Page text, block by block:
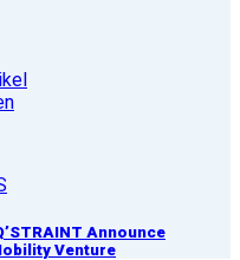
Announce
Venture